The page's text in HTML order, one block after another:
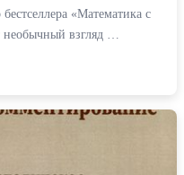
«Математика с
взгляд …